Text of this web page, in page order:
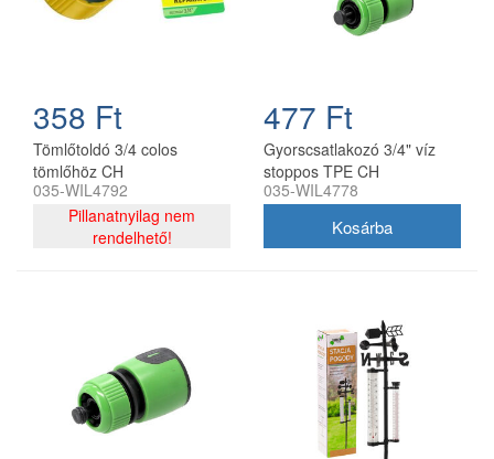
358 Ft
Tömlőtoldó 3/4 colos
tömlőhöz CH
035-WIL4792
Pillanatnyilag nem
rendelhető!
477 Ft
Gyorscsatlakozó 3/4" víz
stoppos TPE CH
5901292684778
035-WIL4778